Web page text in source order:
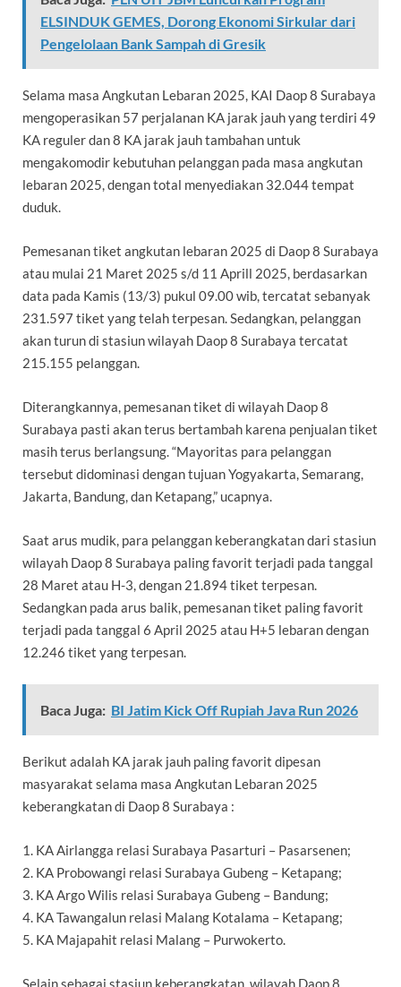
ELSINDUK GEMES, Dorong Ekonomi Sirkular dari
Pengelolaan Bank Sampah di Gresik
Selama masa Angkutan Lebaran 2025, KAI Daop 8 Surabaya
mengoperasikan 57 perjalanan KA jarak jauh yang terdiri 49
KA reguler dan 8 KA jarak jauh tambahan untuk
mengakomodir kebutuhan pelanggan pada masa angkutan
lebaran 2025, dengan total menyediakan 32.044 tempat
duduk.
Pemesanan tiket angkutan lebaran 2025 di Daop 8 Surabaya
atau mulai 21 Maret 2025 s/d 11 Aprill 2025, berdasarkan
data pada Kamis (13/3) pukul 09.00 wib, tercatat sebanyak
231.597 tiket yang telah terpesan. Sedangkan, pelanggan
akan turun di stasiun wilayah Daop 8 Surabaya tercatat
215.155 pelanggan.
Diterangkannya, pemesanan tiket di wilayah Daop 8
Surabaya pasti akan terus bertambah karena penjualan tiket
masih terus berlangsung. “Mayoritas para pelanggan
tersebut didominasi dengan tujuan Yogyakarta, Semarang,
Jakarta, Bandung, dan Ketapang,” ucapnya.
Saat arus mudik, para pelanggan keberangkatan dari stasiun
wilayah Daop 8 Surabaya paling favorit terjadi pada tanggal
28 Maret atau H-3, dengan 21.894 tiket terpesan.
Sedangkan pada arus balik, pemesanan tiket paling favorit
terjadi pada tanggal 6 April 2025 atau H+5 lebaran dengan
12.246 tiket yang terpesan.
Baca Juga: BI Jatim Kick Off Rupiah Java Run 2026
Berikut adalah KA jarak jauh paling favorit dipesan
masyarakat selama masa Angkutan Lebaran 2025
keberangkatan di Daop 8 Surabaya :
1. KA Airlangga relasi Surabaya Pasarturi – Pasarsenen;
2. KA Probowangi relasi Surabaya Gubeng – Ketapang;
3. KA Argo Wilis relasi Surabaya Gubeng – Bandung;
4. KA Tawangalun relasi Malang Kotalama – Ketapang;
5. KA Majapahit relasi Malang – Purwokerto.
Selain sebagai stasiun keberangkatan, wilayah Daop 8